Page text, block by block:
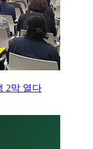
2막 열다